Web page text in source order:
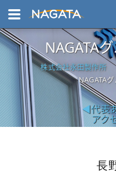
NAGATA
株式会社永田製作所
NAGATA
代表
アク
長